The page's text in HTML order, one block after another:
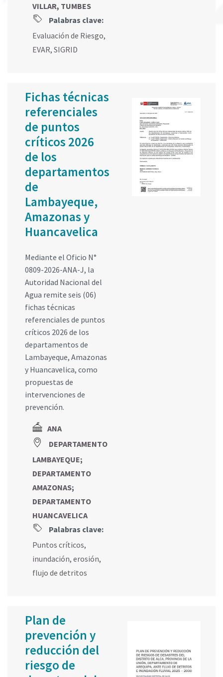
VILLAR, TUMBES
Palabras clave:
Evaluación de Riesgo,
EVAR, SIGRID
Fichas técnicas
referenciales
de puntos
críticos 2026
de los
departamentos
de
Lambayeque,
Amazonas y
Huancavelica
Mediante el Oficio N°
0809-2026-ANA-J, la
Autoridad Nacional del
Agua remite seis (06)
fichas técnicas
referenciales de puntos
críticos 2026 de los
departamentos de
Lambayeque, Amazonas
y Huancavelica, como
propuestas de
intervenciones de
prevención.
ANA
DEPARTAMENTO
LAMBAYEQUE;
DEPARTAMENTO
AMAZONAS;
DEPARTAMENTO
HUANCAVELICA
Palabras clave:
Puntos críticos,
inundación, erosión,
flujo de detritos
Plan de
prevención y
reducción del
riesgo de